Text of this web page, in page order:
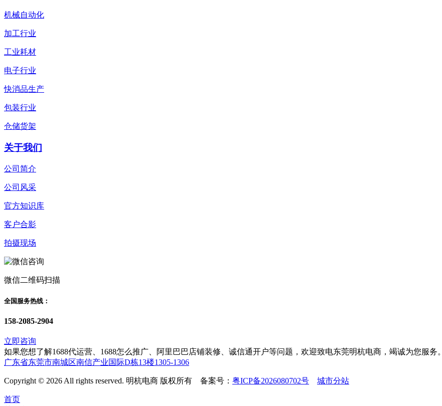
机械自动化
加工行业
工业耗材
电子行业
快消品生产
包装行业
仓储货架
关于我们
公司简介
公司风采
官方知识库
客户合影
拍摄现场
微信二维码扫描
全国服务热线：
158-2085-2904
立即咨询
如果您想了解1688代运营、1688怎么推广、阿里巴巴店铺装修、诚信通开户等问题，欢迎致电东莞明杭电商，竭诚为您服务。
广东省东莞市南城区南信产业国际D栋13楼1305-1306
Copyright © 2026 All rights reserved. 明杭电商 版权所有 备案号： 粤ICP备2026080702号 城市分站
首页